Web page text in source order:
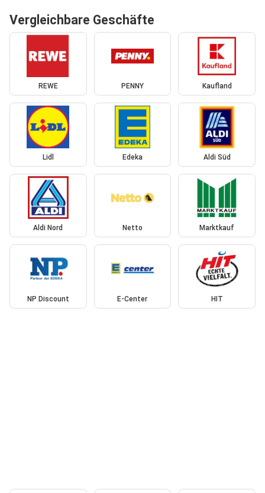
Vergleichbare Geschäfte
REWE PENNY Kaufland
Lidl Edeka Aldi Süd
Aldi Nord Netto Marktkauf
NP Discount E-Center HIT